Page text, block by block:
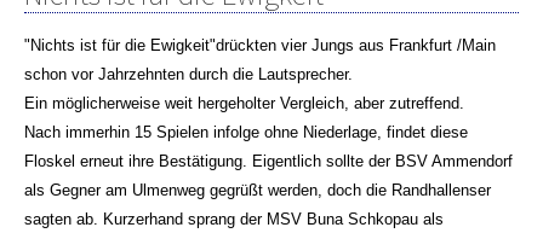
"Nichts ist für die Ewigkeit"drückten vier Jungs aus Frankfurt /Main
schon vor Jahrzehnten durch die Lautsprecher.
Ein möglicherweise weit hergeholter Vergleich, aber zutreffend.
Nach immerhin 15 Spielen infolge ohne Niederlage, findet diese
Floskel erneut ihre Bestätigung. Eigentlich sollte der BSV Ammendorf
als Gegner am Ulmenweg gegrüßt werden, doch die Randhallenser
sagten ab. Kurzerhand sprang der MSV Buna Schkopau als